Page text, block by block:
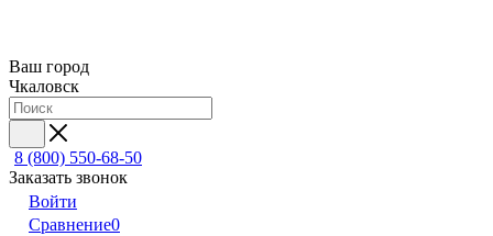
Ваш город
Чкаловск
8 (800) 550-68-50
Заказать звонок
Войти
Сравнение0